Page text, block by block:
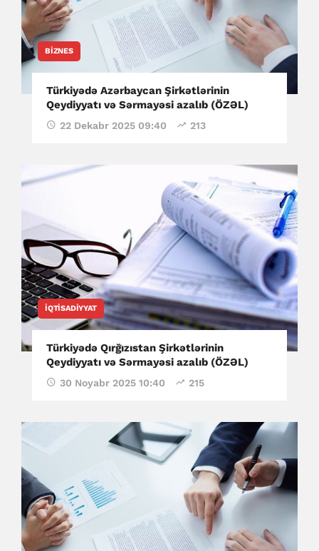
BIZNES
Türkiyədə Azərbaycan Şirkətlərinin
Qeydiyyatı və Sərmayəsi azalıb (ÖZƏL)
22 Dekabr 2025 09:40 213
İQTISADIYYAT
Türkiyədə Qırğızıstan Şirkətlərinin
Qeydiyyatı və Sərmayəsi azalıb (ÖZƏL)
30 Noyabr 2025 10:40 215